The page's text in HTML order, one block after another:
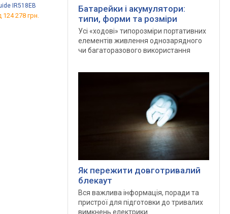
IR518EB
124 278 грн.
Guide IR510P
від 47 030 грн.
Guide IR510X
від 46 370 грн.
Батарейки і акумулятори:
типи, форми та розміри
Усі «ходові» типорозміри портативних
елементів живлення однозарядного
чи багаторазового використання
Як пережити довготривалий
блекаут
Вся важлива інформація, поради та
пристрої для підготовки до тривалих
вимкнень електрики